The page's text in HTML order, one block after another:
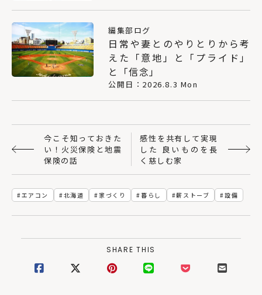
編集部ログ
日常や妻とのやりとりから考
えた「意地」と「プライド」
と「信念」
公開日：2026.8.3 Mon
今こそ知っておきた
い！火災保険と地震
保険の話
感性を共有して実現
した 良いものを長
く慈しむ家
エアコン 北海道 家づくり 暮らし 薪ストーブ 設備
SHARE THIS